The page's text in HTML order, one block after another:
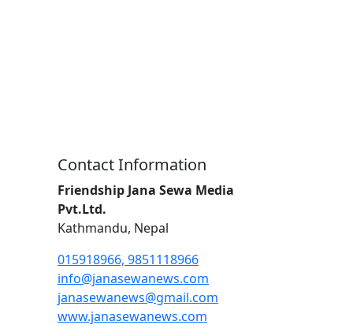
Contact Information
Friendship Jana Sewa Media
Pvt.Ltd.
Kathmandu, Nepal
015918966, 9851118966
info@janasewanews.com
janasewanews@gmail.com
www.janasewanews.com